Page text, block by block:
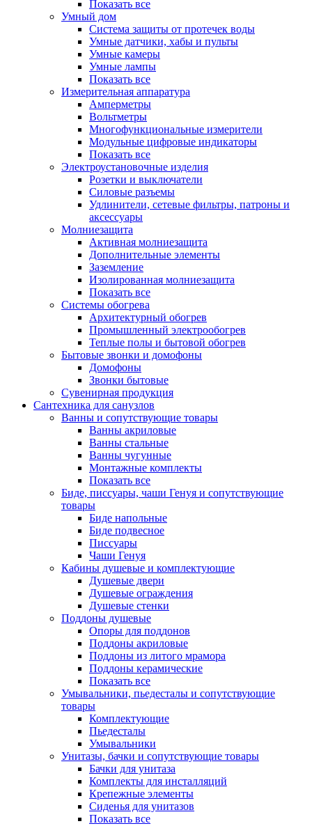
Показать все
Умный дом
Система защиты от протечек воды
Умные датчики, хабы и пульты
Умные камеры
Умные лампы
Показать все
Измерительная аппаратура
Амперметры
Вольтметры
Многофункциональные измерители
Модульные цифровые индикаторы
Показать все
Электроустановочные изделия
Розетки и выключатели
Силовые разъемы
Удлинители, сетевые фильтры, патроны и
аксессуары
Молниезащита
Активная молниезащита
Дополнительные элементы
Заземление
Изолированная молниезащита
Показать все
Системы обогрева
Архитектурный обогрев
Промышленный электрообогрев
Теплые полы и бытовой обогрев
Бытовые звонки и домофоны
Домофоны
Звонки бытовые
Сувенирная продукция
Сантехника для санузлов
Ванны и сопутствующие товары
Ванны акриловые
Ванны стальные
Ванны чугунные
Монтажные комплекты
Показать все
Биде, писсуары, чаши Генуя и сопутствующие
товары
Биде напольные
Биде подвесное
Писсуары
Чаши Генуя
Кабины душевые и комплектующие
Душевые двери
Душевые ограждения
Душевые стенки
Поддоны душевые
Опоры для поддонов
Поддоны акриловые
Поддоны из литого мрамора
Поддоны керамические
Показать все
Умывальники, пьедесталы и сопутствующие
товары
Комплектующие
Пьедесталы
Умывальники
Унитазы, бачки и сопутствующие товары
Бачки для унитаза
Комплекты для инсталляций
Крепежные элементы
Сиденья для унитазов
Показать все